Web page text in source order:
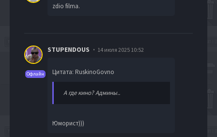
zdio filma.
Офлайн
STUPENDOUS 14 июля 2025 10:52
Цитата: RuskinoGovno
А где кино? Админы..
Юморист)))